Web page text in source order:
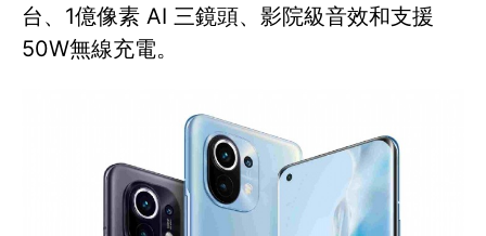
台、1億像素 AI 三鏡頭、影院級音效和支援
50W無線充電。